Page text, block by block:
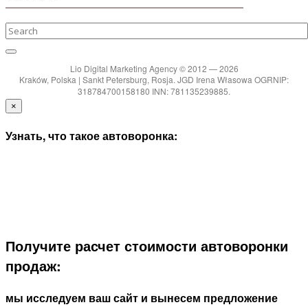
Lio Digital Marketing Agency © 2012 — 2026
Kraków, Polska | Sankt Petersburg, Rosja. JGD Irena Własowa OGRNIP:
318784700158180 INN: 781135239885.
×
Узнать, что такое автоворонка:
Получите расчет стоимости автоворонки
продаж:
мы исследуем ваш сайт и вынесем предложение